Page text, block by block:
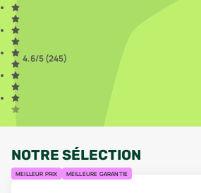
4.6/5 (245)
NOTRE SÉLECTION
MEILLEUR PRIX MEILLEURE GARANTIE